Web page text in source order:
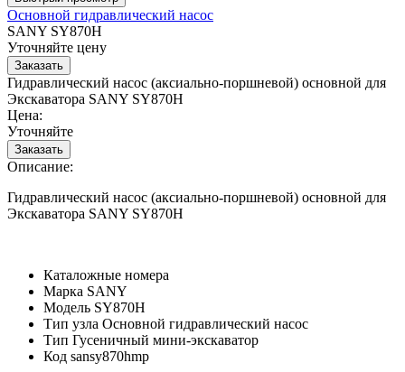
Основной гидравлический насос
SANY SY870H
Уточняйте цену
Гидравлический насос (аксиально-поршневой) основной для
Экскаватора SANY SY870H
Цена:
Уточняйте
Описание:
Гидравлический насос (аксиально-поршневой) основной для
Экскаватора SANY SY870H
Каталожные номера
Марка SANY
Модель SY870H
Тип узла Основной гидравлический насос
Тип Гусеничный мини-экскаватор
Код sansy870hmp